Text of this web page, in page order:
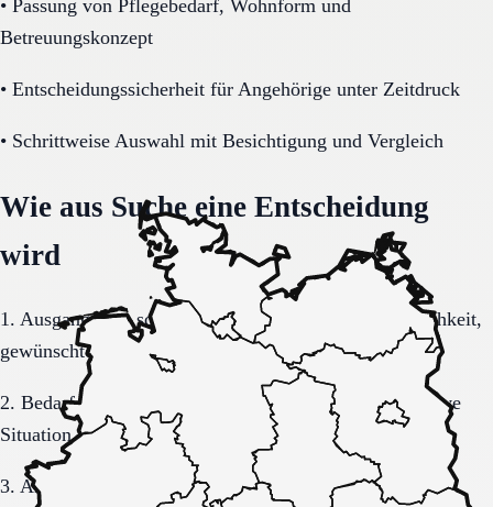
• Passung von Pflegebedarf, Wohnform und
Betreuungskonzept
• Entscheidungssicherheit für Angehörige unter Zeitdruck
• Schrittweise Auswahl mit Besichtigung und Vergleich
Wie aus Suche eine Entscheidung
wird
1. Ausgangslage schriftlich sortieren: Region, Dringlichkeit,
gewünschte Versorgungsform.
2. Bedarf konkretisieren: Pflegegrad, Mobilität, kognitive
Situation, Kostenrahmen.
3. Anfrage sauber formulieren, damit Rückmeldungen